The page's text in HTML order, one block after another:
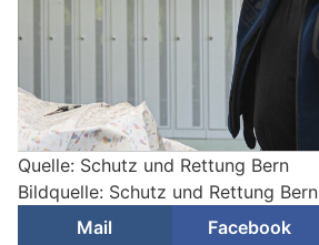
Quelle: Schutz und Rettung Bern
Bildquelle: Schutz und Rettung Bern
Mail
Facebook